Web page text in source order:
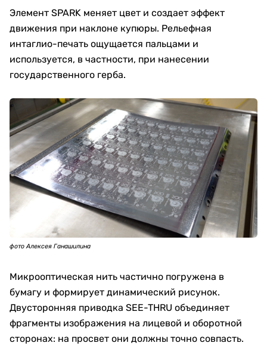
Элемент SPARK меняет цвет и создает эффект
движения при наклоне купюры. Рельефная
интаглио-печать ощущается пальцами и
используется, в частности, при нанесении
государственного герба.
фото Алексея Ганашилина
Микрооптическая нить частично погружена в
бумагу и формирует динамический рисунок.
Двусторонняя приводка SEE-THRU объединяет
фрагменты изображения на лицевой и оборотной
сторонах: на просвет они должны точно совпасть.